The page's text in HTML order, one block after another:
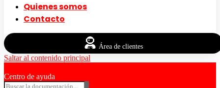
Quienes somos
Contacto
Área de clientes
Saltar al contenido principal
Centro de ayuda